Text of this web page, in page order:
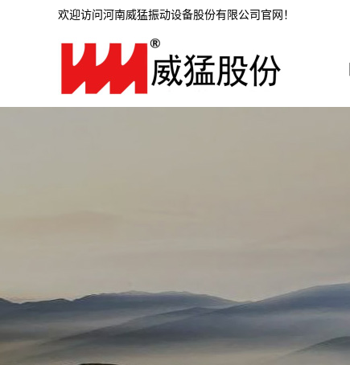
欢迎访问河南威猛振动设备股份有限公司官网！